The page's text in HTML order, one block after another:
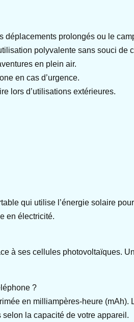
déplacements prolongés ou le
polyvalente sans souci de
en plein air.
en cas d’urgence.
lors d’utilisations extérieures.
qui utilise l’énergie solaire
en électricité.
à ses cellules photovoltaïques.
?
en milliampères-heure
la capacité de votre appareil.